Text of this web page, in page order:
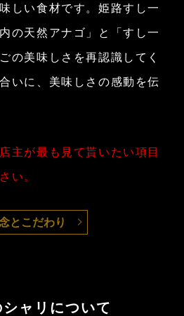
しい食材です。姫路すし一
の天然アナゴ」と「すし一
の美味しさを再認識してく
いに、美味しさの感動を伝
主が最も見て貰いたい項目
い。
とこだわり
ャリについて